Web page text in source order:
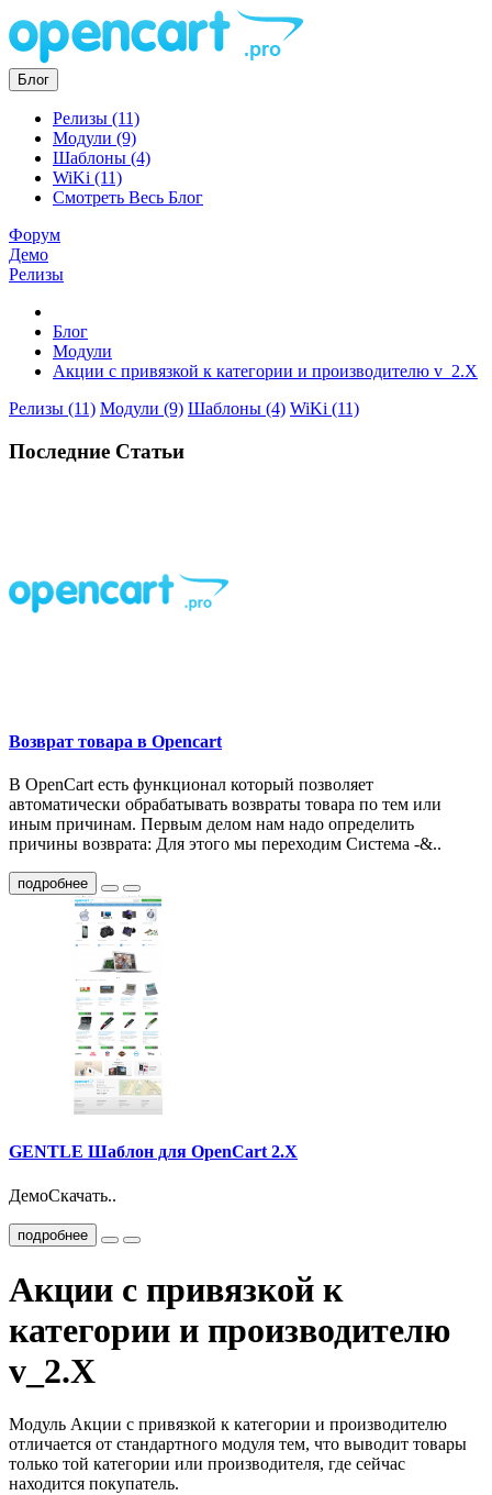
Блог
Релизы (11)
Модули (9)
Шаблоны (4)
WiKi (11)
Смотреть Весь Блог
Форум
Демо
Релизы
Блог
Модули
Акции с привязкой к категории и производителю v_2.X
Релизы (11) Модули (9) Шаблоны (4) WiKi (11)
Последние Статьи
Возврат товара в Opencart
В OpenCart есть функционал который позволяет
автоматически обрабатывать возвраты товара по тем или
иным причинам. Первым делом нам надо определить
причины возврата: Для этого мы переходим Система -&..
подробнее
GENTLE Шаблон для OpenCart 2.X
ДемоСкачать..
подробнее
Акции с привязкой к
категории и производителю
v_2.X
Модуль Акции с привязкой к категории и производителю
отличается от стандартного модуля тем, что выводит товары
только той категории или производителя, где сейчас
находится покупатель.